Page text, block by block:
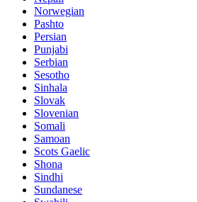
Norwegian
Pashto
Persian
Punjabi
Serbian
Sesotho
Sinhala
Slovak
Slovenian
Somali
Samoan
Scots Gaelic
Shona
Sindhi
Sundanese